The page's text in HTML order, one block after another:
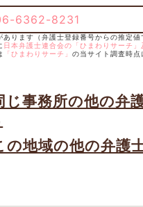
6362-8231
ります（弁護士登録番号からの推定値
日本弁護士連合会の「ひまわりサーチ」
「ひまわりサーチ」 の当サイト調査時点
じ事務所の他の弁
の地域の他の弁護